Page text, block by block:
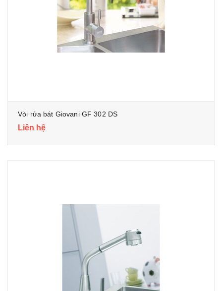
Vòi rửa bát Giovani GF 302 DS
Liên hệ